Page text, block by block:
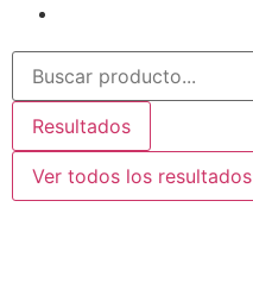
Resultados
Ver todos los resultados